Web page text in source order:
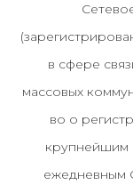
в сфере
массовых
во о
крупнейшим
ежедневным